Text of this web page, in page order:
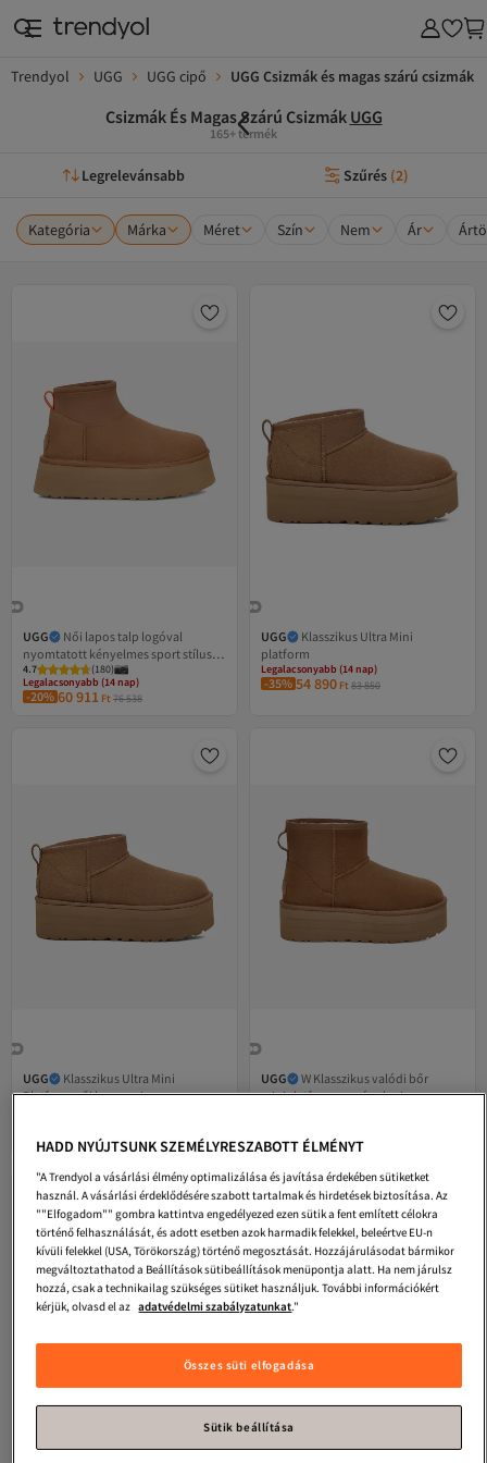
Trendyol UGG UGG cipő UGG Csizmák és magas szárú csizmák
Csizmák És Magas Szárú Csizmák UGG
165+ termék
Legrelevánsabb Szűrés (2)
Kategória Márka Méret Szín Nem Ár
UGG
Női lapos talp logóval
nyomtatott kényelmes sport stílusú
barna csizma és csizma 1168170 -
TABA
4.7 (180)
Legalacsonyabb (14 nap)
Ingyenes szállítás
Legalacsonyabb (14 nap)
-20% 60 911 Ft76 538
UGG
Klasszikus Ultra Mini
platform
Legalacsonyabb (14 nap)
Ingyenes szállítás
Legalacsonyabb (14 nap)
-35% 54 890 Ft83 850
UGG
Klasszikus Ultra Mini
Platform női barna csizma
Ingyenes szállítás
Legalacsonyabb (30 nap)
-20% 57 836Ft 72 563
UGG
W Klasszikus valódi bőr
miniplatformos csónakcsizma
Ingyenes szállítás
Legalacsonyabb (14 nap)
-20% 64 338Ft 80 201
HADD NYÚJTSUNK SZEMÉLYRESZABOTT ÉLMÉNYT
"A Trendyol a vásárlási élmény optimalizálása és javítása érdekében sütiketket
használ. A vásárlási érdeklődésére szabott tartalmak és hirdetések biztosítása. Az
""Elfogadom"" gombra kattintva engedélyezed ezen sütik a fent említett célokra
történő felhasználását, és adott esetben azok harmadik felekkel, beleértve EU-n
kívüli felekkel (USA, Törökország) történő megosztását. Hozzájárulásodat bármikor
megváltoztathatod a Beállítások sütibeállítások menüpontja alatt. Ha nem járulsz
hozzá, csak a technikailag szükséges sütiket használjuk. További információkért
kérjük, olvasd el az adatvédelmi szabályzatunkat."
Összes süti elfogadása
Sütik beállítása